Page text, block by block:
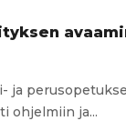
ja
ohjelmiin ja...